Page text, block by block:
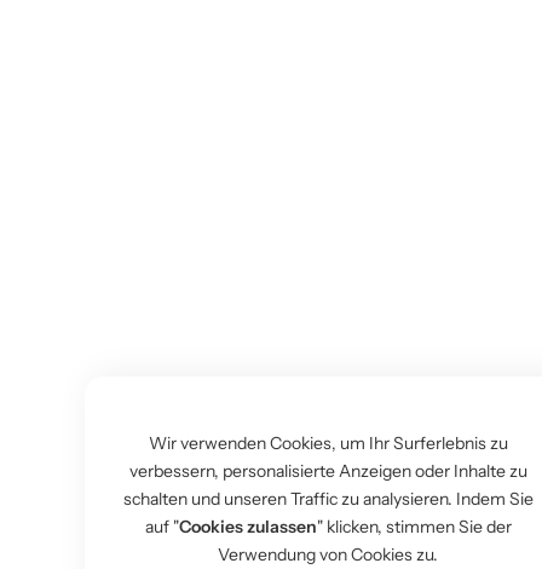
Wir verwenden Cookies, um Ihr Surferlebnis zu
verbessern, personalisierte Anzeigen oder Inhalte zu
schalten und unseren Traffic zu analysieren. Indem Sie
auf "Cookies zulassen" klicken, stimmen Sie der
Verwendung von Cookies zu.